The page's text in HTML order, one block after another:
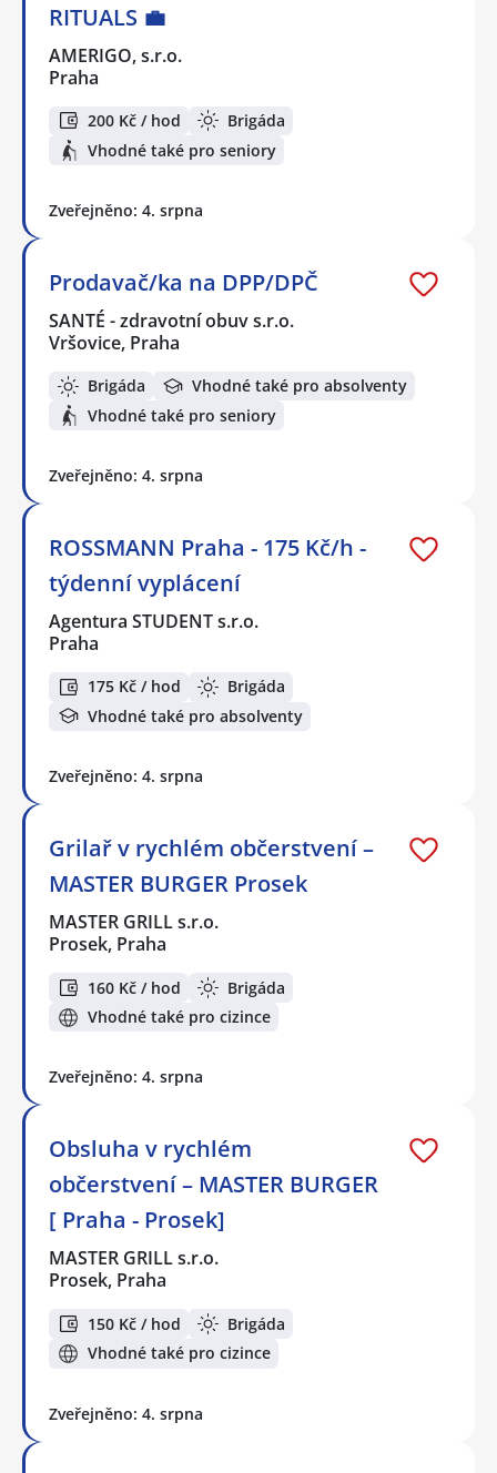
RITUALS 💼
AMERIGO, s.r.o.
Praha
200 Kč / hod
Brigáda
Vhodné také pro seniory
Zveřejněno: 4. srpna
Prodavač/ka na DPP/DPČ
SANTÉ - zdravotní obuv s.r.o.
Vršovice, Praha
Brigáda
Vhodné také pro absolventy
Vhodné také pro seniory
Zveřejněno: 4. srpna
ROSSMANN Praha - 175 Kč/h -
týdenní vyplácení
Agentura STUDENT s.r.o.
Praha
175 Kč / hod
Brigáda
Vhodné také pro absolventy
Zveřejněno: 4. srpna
Grilař v rychlém občerstvení –
MASTER BURGER Prosek
MASTER GRILL s.r.o.
Prosek, Praha
160 Kč / hod
Brigáda
Vhodné také pro cizince
Zveřejněno: 4. srpna
Obsluha v rychlém
občerstvení – MASTER BURGER
[ Praha - Prosek]
MASTER GRILL s.r.o.
Prosek, Praha
150 Kč / hod
Brigáda
Vhodné také pro cizince
Zveřejněno: 4. srpna